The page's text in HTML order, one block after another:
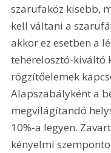
szarufaköz kisebb,
kell váltani a
akkor ez esetben a
teherelosztó-kiváltó
rögzítőelemek
Alapszabályként a
megvilágítandó
10%-a legyen.
kényelmi